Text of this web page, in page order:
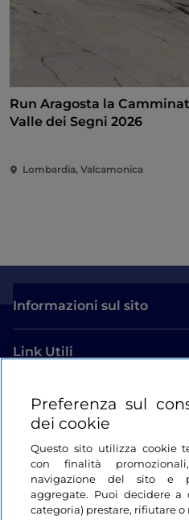
Run Aragosta la
Valle dei Segni 2026
Lombardia, Valcamonica
Informazioni sul sito
Link Utili
Login
Restiamo in contatto
Preferenza sul
dei cookie
Questo sito utilizza cookie
con finalità
navigazione del sito e
aggregate. Puoi decidere a
categoria) prestare, rifiutare o